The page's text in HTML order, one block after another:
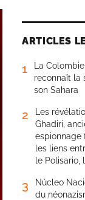
ARTICLES
1
La
reconnaît la
son Sahara
2
Les
Ghadiri,
espionnage
les liens
le Polisario,
3
Núcleo
du